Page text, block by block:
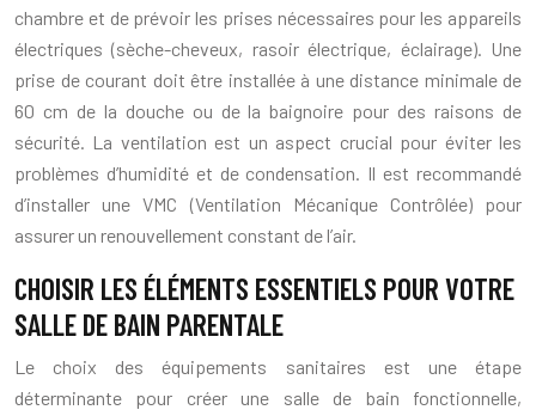
chambre et de prévoir les prises nécessaires pour les appareils
électriques (sèche-cheveux, rasoir électrique, éclairage). Une
prise de courant doit être installée à une distance minimale de
60 cm de la douche ou de la baignoire pour des raisons de
sécurité. La ventilation est un aspect crucial pour éviter les
problèmes d’humidité et de condensation. Il est recommandé
d’installer une VMC (Ventilation Mécanique Contrôlée) pour
assurer un renouvellement constant de l’air.
CHOISIR LES ÉLÉMENTS ESSENTIELS POUR VOTRE
SALLE DE BAIN PARENTALE
Le choix des équipements sanitaires est une étape
déterminante pour créer une salle de bain fonctionnelle,